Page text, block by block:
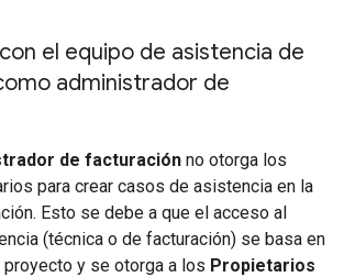
el equipo de asistencia de
administrador de
de facturación no otorga los
para crear casos de asistencia en la
Esto se debe a que el acceso al
(técnica o de facturación) se basa en
y se otorga a los Propietarios